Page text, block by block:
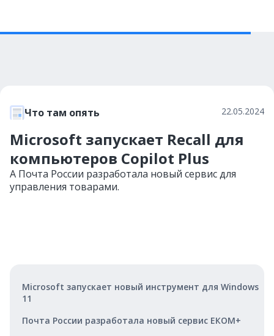
Что там опять 22.05.2024
Microsoft запускает Recall для
компьютеров Copilot Plus
А Почта России разработала новый сервис для
управления товарами.
Microsoft запускает новый инструмент для Windows
11
Почта России разработала новый сервис ЕКОМ+